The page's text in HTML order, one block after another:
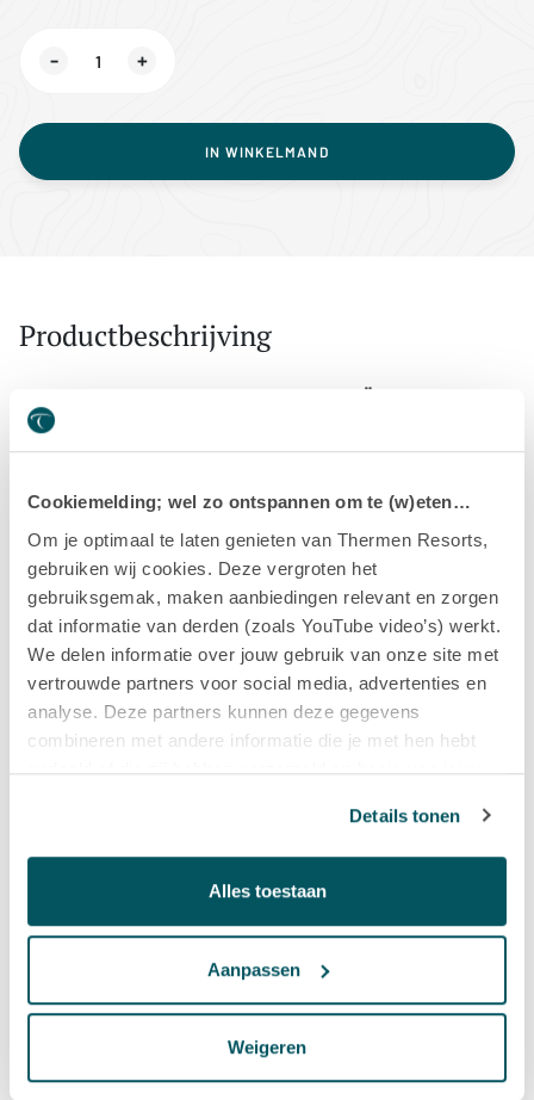
Cookiemelding; wel zo ontspannen om te (w)eten…
Om je optimaal te laten genieten van Thermen Resorts,
gebruiken wij cookies. Deze vergroten het
gebruiksgemak, maken aanbiedingen relevant en zorgen
dat informatie van derden (zoals YouTube video’s) werkt.
We delen informatie over jouw gebruik van onze site met
vertrouwde partners voor social media, advertenties en
analyse. Deze partners kunnen deze gegevens
combineren met andere informatie die je met hen hebt
gedeeld of die zij hebben verzameld op basis van jouw
Details tonen
Alles toestaan
Aanpassen
Weigeren
- +
IN WINKELMAND
Productbeschrijving
De aanvullende verzorging bij BABOR HY-ÖL® 2-fasen
reiniging voor de gemengde huid en de vettige huid.
Tijdens de reiniging zal dit voor een intacte huidbarrière en
WERKING
De vette en gemengde huid wordt hersteld met salie,
hamamelis en biologische vlierbloesem. Bovendien dragen
de voedende extracten bij aan een goed functionerende
huidbarrière. De huid ziet er daardoor gelijkmatiger uit en is
tot in de poriën gereinigd. Een eiwittenextract uit moringa-
zaad beschermt de huid tegen schadelijke
VOORDEEL
Voor een tot diep in de poriën schone, verhelderde huid die
er evenwichtig uitziet.
GEBRUIK
huid van gezicht, hals en decolleté en masseer het product
zachtjes in. Breng vervolgens twee pompeenheden Phyto